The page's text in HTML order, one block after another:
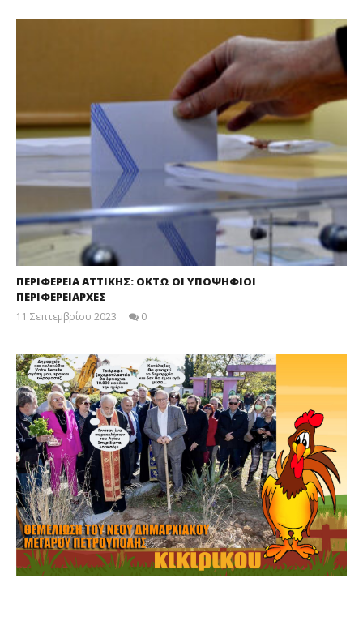
ΠΕΡΙΦΕΡΕΙΑ ΑΤΤΙΚΗΣ: ΟΚΤΩ ΟΙ ΥΠΟΨΗΦΙΟΙ
ΠΕΡΙΦΕΡΕΙΑΡΧΕΣ
11 Σεπτεμβρίου 2023
0